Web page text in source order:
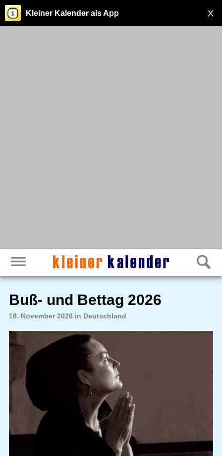
X
Kleiner Kalender als App
Buß- und Bettag 2026
18. November 2026 in Deutschland